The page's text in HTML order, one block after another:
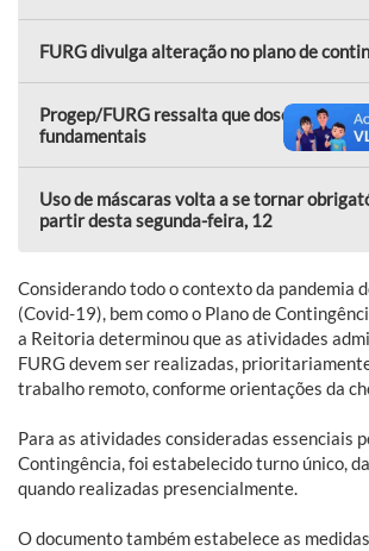
FURG divulga alteração no plano de
Progep/FURG ressalta que doses de
fundamentais
Uso de máscaras volta a se tornar
partir desta segunda-feira, 12
Considerando todo o contexto da pandemia
(Covid-19), bem como o Plano de
a Reitoria determinou que as atividades
FURG devem ser realizadas,
trabalho remoto, conforme orientações da
Para as atividades consideradas essenciais
Contingência, foi estabelecido turno único,
quando realizadas presencialmente.
O documento também estabelece as